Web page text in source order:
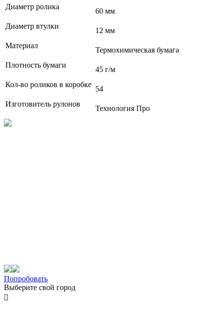
Диаметр ролика
60 мм
Диаметр втулки
12 мм
Материал
Термохимическая бумага
Плотность бумаги
45 г/м
Кол-во роликов в коробке
54
Изготовитель рулонов
Технология Про
Попробовать
Выберите свой город
